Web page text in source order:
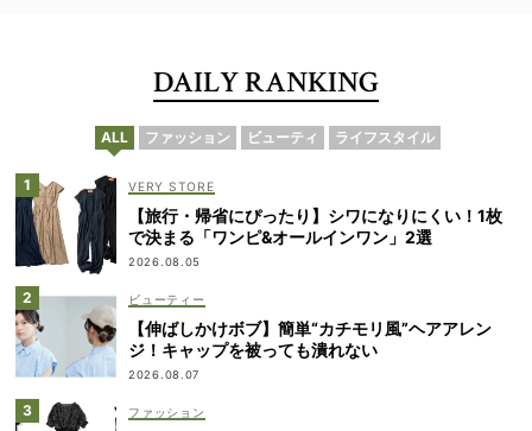
DAILY RANKING
ALL ファッション ビューティ ライフスタイル
VERY STORE
【旅行・帰省にぴったり】シワになりにくい！1枚
で決まる「ワンピ&オールインワン」2選
2026.08.05
ビューティー
【伸ばしかけボブ】簡単“カチモリ風”ヘアアレン
ジ！キャップを被っても潰れない
2026.08.07
ファッション